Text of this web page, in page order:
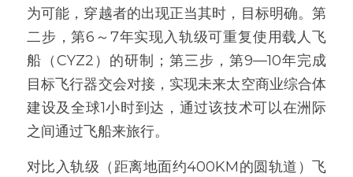
为可能，穿越者的出现正当其时，目标明确。第
二步，第6～7年实现入轨级可重复使用载人飞
船（CYZ2）的研制；第三步，第9—10年完成
目标飞行器交会对接，实现未来太空商业综合体
建设及全球1小时到达，通过该技术可以在洲际
之间通过飞船来旅行。
对比入轨级（距离地面约400KM的圆轨道）飞